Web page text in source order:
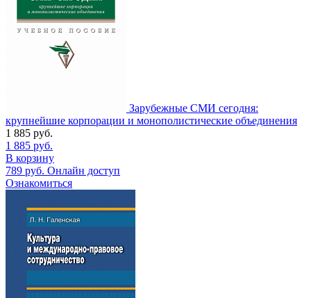
Зарубежные СМИ сегодня:
крупнейшие корпорации и монополистические объединения
1 885 руб.
1 885 руб.
В корзину
789 руб. Онлайн доступ
Ознакомиться